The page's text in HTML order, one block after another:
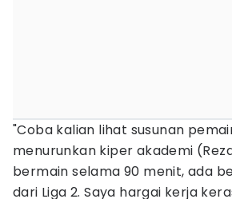
"Coba kalian lihat susunan
menurunkan kiper akademi
bermain selama 90 menit, ada
dari Liga 2. Saya hargai kerja